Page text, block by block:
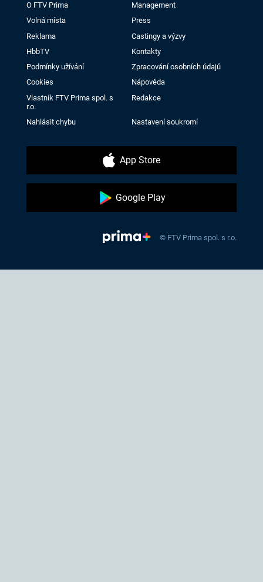
O FTV Prima
Management
Volná místa
Press
Reklama
Castingy a výzvy
HbbTV
Kontakty
Podmínky užívání
Zpracování osobních údajů
Cookies
Nápověda
Vlastník FTV Prima spol. s
r.o.
Redakce
Nahlásit chybu Nastavení soukromí
App Store
Google Play
© FTV Prima spol. s r.o.